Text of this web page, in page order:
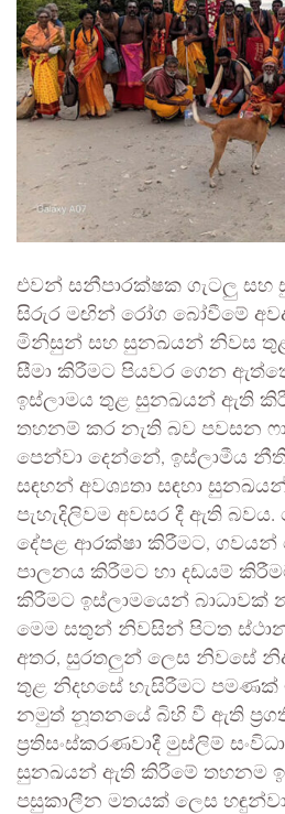
එවන් සනීපාරක්ෂක ගැටලු
සිරුර මඟින් රෝග බෝවීමේ
මිනිසුන් සහ සුනඛයන් නිවස තුළ
සීමා කිරීමට පියවර ගෙන
ඉස්ලාමය තුළ සුනඛයන් ඇති
තහනම් කර නැති බව පවසන
පෙන්වා දෙන්නේ, ඉස්ලාමීය
සඳහන් අවශ්‍යතා සඳහා
පැහැදිලිවම අවසර දී ඇති
දේපළ ආරක්ෂා කිරීමට,
පාලනය කිරීමට හා දඩයම්
කිරීමට ඉස්ලාමයෙන් බාධාවක්
මෙම සතුන් නිවසින් පිටත
අතර, සුරතලුන් ලෙස නිවසේ
තුළ නිදහසේ හැසිරීමට පමණක්
නමුත් නූතනයේ බිහි වී ඇති
ප්‍රතිසංස්කරණවාදී මුස්ලිම්
සුනඛයන් ඇති කිරීමේ තහනම
පසුකාලීන මතයක් ලෙස